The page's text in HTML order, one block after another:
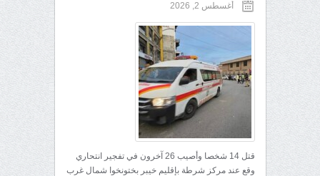
أغسطس 2, 2026
قتل 14 شخصا وأصيب 26 آخرون في تفجير انتحاري
وقع عند مركز شرطة بإقليم خيبر بختونخوا شمال غرب